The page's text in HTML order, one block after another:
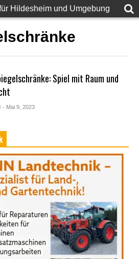
Hildesheim und Umgebung
Spiel mit Raum und
- Mai 9, 2023